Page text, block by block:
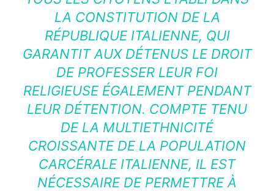
LA CONSTITUTION DE LA
RÉPUBLIQUE ITALIENNE, QUI
GARANTIT AUX DÉTENUS LE DROIT
DE PROFESSER LEUR FOI
RELIGIEUSE ÉGALEMENT PENDANT
LEUR DÉTENTION. COMPTE TENU
DE LA MULTIETHNICITÉ
CROISSANTE DE LA POPULATION
CARCÉRALE ITALIENNE, IL EST
NÉCESSAIRE DE PERMETTRE À